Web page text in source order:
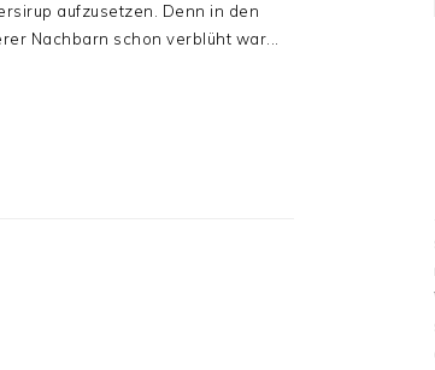
aufzusetzen. Denn in den
Nachbarn schon verblüht war...